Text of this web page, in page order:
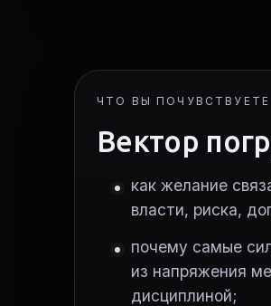
ЧТО ВЫ ПОЧУВСТВУЕТЕ
Вектор
как желание
власти, риска,
почему самые
из напряжения
дисциплиной;